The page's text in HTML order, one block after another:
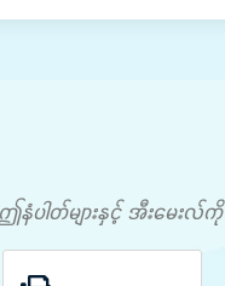
ပါတ်များနှင့် အီးမေးလ်ကို